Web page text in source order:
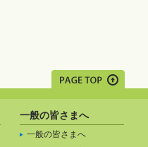
一般の皆さまへ
一般の皆さまへ